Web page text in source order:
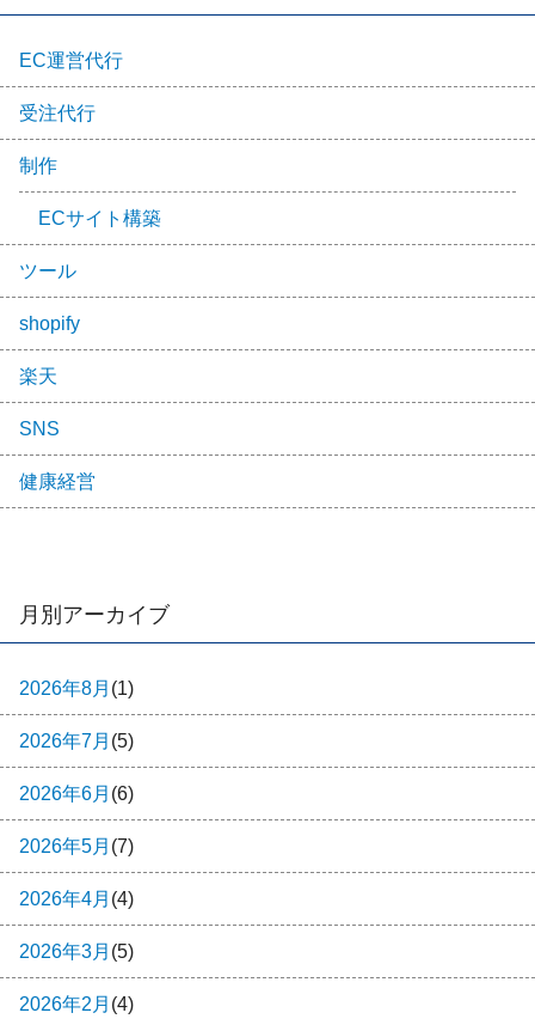
EC運営代行
受注代行
制作
ECサイト構築
ツール
shopify
楽天
SNS
健康経営
月別アーカイブ
2026年8月 (1)
2026年7月 (5)
2026年6月 (6)
2026年5月 (7)
2026年4月 (4)
2026年3月 (5)
2026年2月 (4)